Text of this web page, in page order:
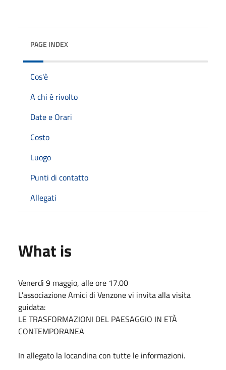
PAGE INDEX
Cos'è
A chi è rivolto
Date e Orari
Costo
Luogo
Punti di contatto
Allegati
What is
Venerdì 9 maggio, alle ore 17.00
L'associazione Amici di Venzone vi invita alla visita
guidata:
LE TRASFORMAZIONI DEL PAESAGGIO IN ETÀ
CONTEMPORANEA
In allegato la locandina con tutte le informazioni.